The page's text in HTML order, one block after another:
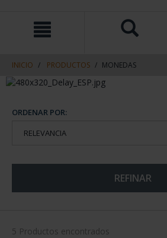
contenido
navegacin
INICIO PRODUCTOS MONEDAS
ORDENAR POR:
REFINAR
5 Productos encontrados